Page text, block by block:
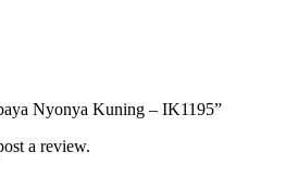
Nyonya Kuning – IK1195”
a review.